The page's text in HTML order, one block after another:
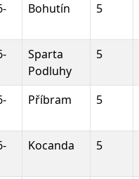
Bohutín 5
Sparta
Podluhy
5
Příbram 5
Kocanda 5